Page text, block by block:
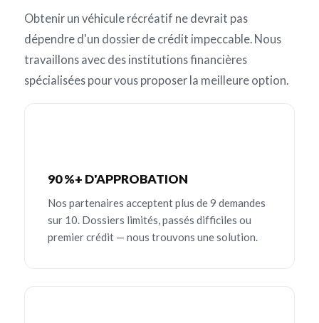
Obtenir un véhicule récréatif ne devrait pas
dépendre d'un dossier de crédit impeccable. Nous
travaillons avec des institutions financières
spécialisées pour vous proposer la meilleure option.
90 %+ D'APPROBATION
Nos partenaires acceptent plus de 9 demandes
sur 10. Dossiers limités, passés difficiles ou
premier crédit — nous trouvons une solution.